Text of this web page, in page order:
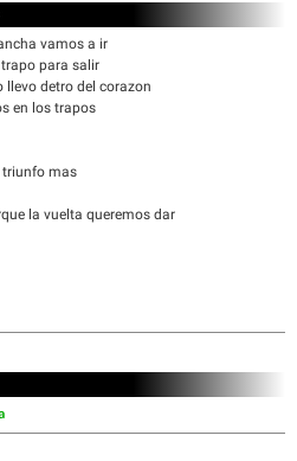
vamos a ir
para salir
llevo detro del corazon
en los trapos
triunfo mas
la vuelta queremos dar